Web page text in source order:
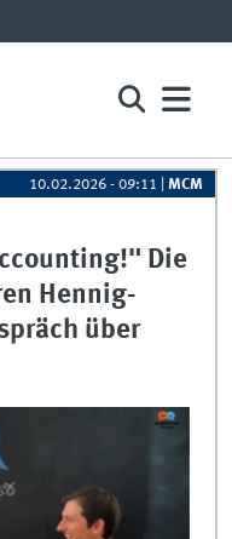
10.02.2026 - 09:11 |MCM
Die
Hennig-
über